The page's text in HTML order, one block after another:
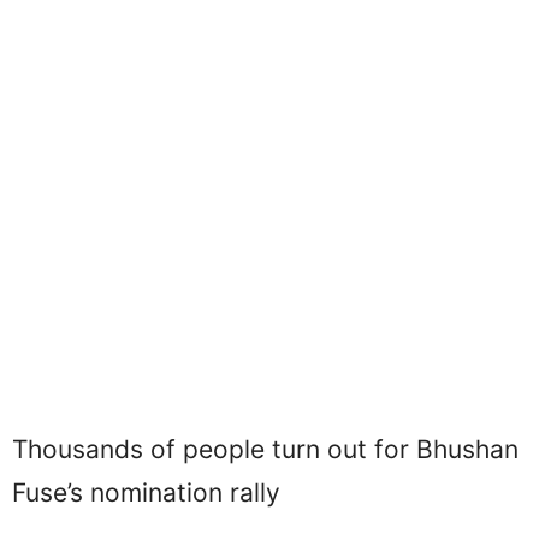
Thousands of people turn out for Bhushan
Fuse’s nomination rally